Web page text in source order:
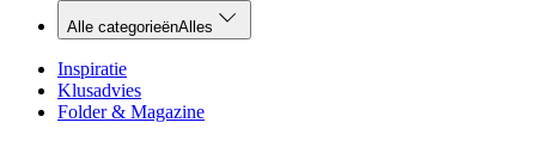
Alle categorieënAlles
Inspiratie
Klusadvies
Folder & Magazine